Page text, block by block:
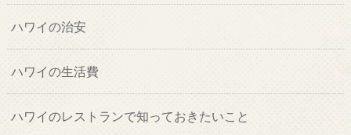
ハワイの治安
ハワイの生活費
ハワイのレストランで知っておきたいこと